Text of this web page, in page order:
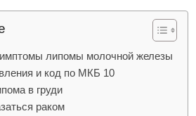
липомы молочной железы
и код по МКБ 10
в груди
раком